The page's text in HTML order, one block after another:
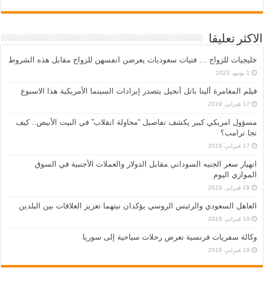
الاكثر تعليقا
خليجيات للزواج … فتيات سعوديات يعرضن انفسهن للزواج مقابل هذه الشروط
1 يونيو، 2023
فيلم المغامرة أليتا‭ ‬باتل أنجيل يتصدر إيرادات السينما الأمريكية هذا الاسبوع
17 فبراير، 2019
مسؤول امريكي كبير يكشف تفاصيل “محاولة انقلاب” في البيت الأبيض.. كيف
نجا ترامب؟
17 فبراير، 2019
انهيار سعر الجنيه السوداني مقابل الدولار والعملات الأجنبية في السوق
الموازي اليوم
18 فبراير، 2019
العاهل السعودي والرئيس الروسي يؤكدان نيتهما تعزيز العلاقات بين البلدين
19 فبراير، 2019
وكالة سفريات فرنسية تعرض رحلات سياحية إلى سوريا
19 فبراير، 2019